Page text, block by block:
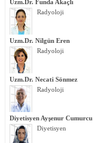
Uzm.Dr. Funda Akaçlı
Radyoloji
Uzm.Dr. Nilgün Eren
Radyoloji
Uzm.Dr. Necati Sönmez
Radyoloji
Diyetisyen Ayşenur Cumurcu
Diyetisyen